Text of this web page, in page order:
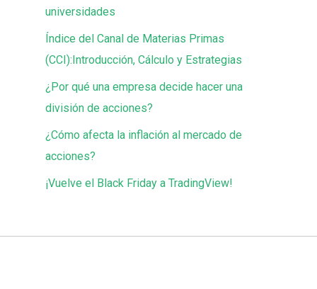
universidades
Índice del Canal de Materias Primas
(CCI):Introducción, Cálculo y Estrategias
¿Por qué una empresa decide hacer una
división de acciones?
¿Cómo afecta la inflación al mercado de
acciones?
¡Vuelve el Black Friday a TradingView!